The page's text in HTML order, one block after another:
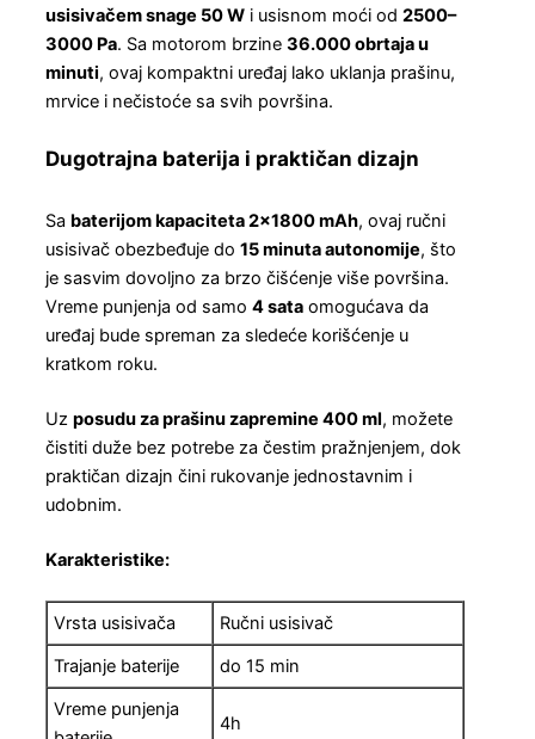
usisivačem snage 50 W i usisnom moći od 2500–
3000 Pa. Sa motorom brzine 36.000 obrtaja u
minuti, ovaj kompaktni uređaj lako uklanja prašinu,
mrvice i nečistoće sa svih površina.
Dugotrajna baterija i praktičan dizajn
Sa baterijom kapaciteta 2×1800 mAh, ovaj ručni
usisivač obezbeđuje do 15 minuta autonomije, što
je sasvim dovoljno za brzo čišćenje više površina.
Vreme punjenja od samo 4 sata omogućava da
uređaj bude spreman za sledeće korišćenje u
kratkom roku.
Uz posudu za prašinu zapremine 400 ml, možete
čistiti duže bez potrebe za čestim pražnjenjem, dok
praktičan dizajn čini rukovanje jednostavnim i
udobnim.
Karakteristike:
Vrsta usisivača
Ručni usisivač
Trajanje baterije
do 15 min
Vreme punjenja
4h